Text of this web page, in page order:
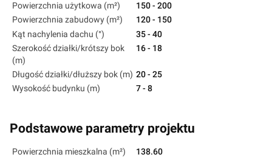
Powierzchnia użytkowa (m²)
150 - 200
Powierzchnia zabudowy (m²)
120 - 150
Kąt nachylenia dachu (°)
35 - 40
Szerokość działki/krótszy bok
(m)
16 - 18
Długość działki/dłuższy bok (m) 20 - 25
Wysokość budynku (m)
7 - 8
Podstawowe parametry projektu
Powierzchnia mieszkalna (m²)
138.60